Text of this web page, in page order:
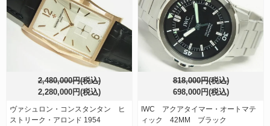
2,480,000円(税込)
2,280,000円(税込)
ヴァシュロン・コンスタンタン ヒ
ストリーク・アロンド 1954
818,000円(税込)
698,000円(税込)
IWC アクアタイマー・オートマテ
ィック 42MM ブラック